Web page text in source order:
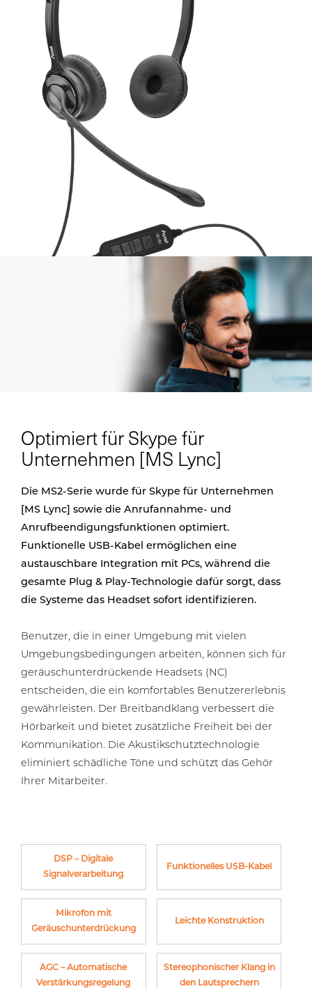
Optimiert für Skype für
Unternehmen [MS Lync]
Die MS2-Serie wurde für Skype für Unternehmen
[MS Lync] sowie die Anrufannahme- und
Anrufbeendigungsfunktionen optimiert.
Funktionelle USB-Kabel ermöglichen eine
austauschbare Integration mit PCs, während die
gesamte Plug & Play-Technologie dafür sorgt, dass
die Systeme das Headset sofort identifizieren.
Benutzer, die in einer Umgebung mit vielen
Umgebungsbedingungen arbeiten, können sich für
geräuschunterdrückende Headsets (NC)
entscheiden, die ein komfortables Benutzererlebnis
gewährleisten. Der Breitbandklang verbessert die
Hörbarkeit und bietet zusätzliche Freiheit bei der
Kommunikation. Die Akustikschutztechnologie
eliminiert schädliche Töne und schützt das Gehör
Ihrer Mitarbeiter.
DSP – Digitale
Signalverarbeitung
Funktionelles USB-Kabel
Mikrofon mit
Geräuschunterdrückung
Leichte Konstruktion
AGC – Automatische
Verstärkungsregelung
Stereophonischer Klang in
den Lautsprechern